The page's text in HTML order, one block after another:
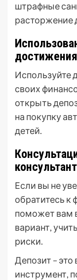
штрафные
расторжение
Используйте
своих
открыть
на покупку
детей.
Если вы не
обратитесь к
поможет вам
вариант,
риски.
Депозит –
инструмент,